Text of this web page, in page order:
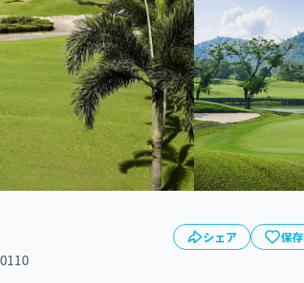
シェア 保存